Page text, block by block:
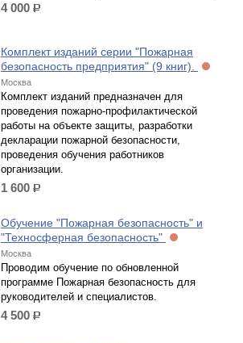
4 000 р.
Комплект изданий серии "Пожарная
безопасность предприятия" (9 книг).
Москва
Комплект изданий предназначен для
проведения пожарно-профилактической
работы на объекте защиты, разработки
декларации пожарной безопасности,
проведения обучения работников
организации.
1 600 р.
Обучение "Пожарная безопасность" и
"Техносферная безопасность"
Москва
Проводим обучение по обновленной
программе Пожарная безопасность для
руководителей и специалистов.
4 500 р.